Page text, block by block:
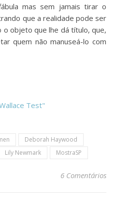
mas sem jamais tirar o
que a realidade pode ser
objeto que lhe dá título, que,
quem não manuseá-lo com
Deborah Haywood
Lily Newmark MostraSP
6 Comentários